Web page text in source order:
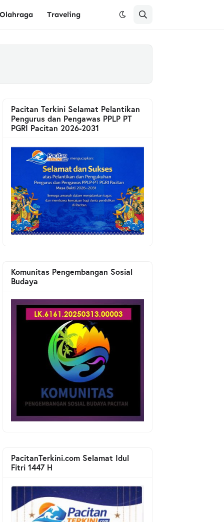
Olahraga Traveling
Pacitan Terkini Selamat Pelantikan
Pengurus dan Pengawas PPLP PT
PGRI Pacitan 2026-2031
Komunitas Pengembangan Sosial
Budaya
PacitanTerkini.com Selamat Idul
Fitri 1447 H